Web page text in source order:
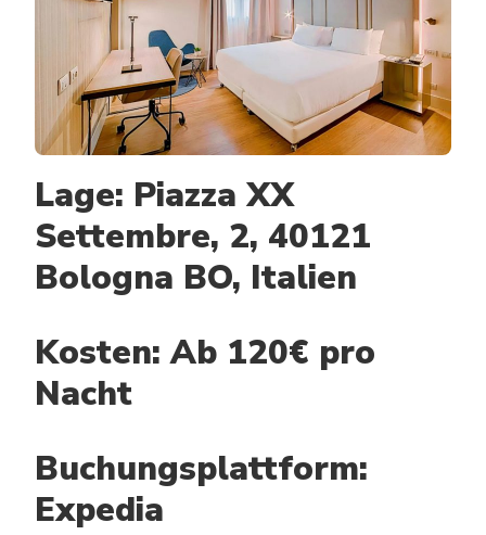
Lage: Piazza XX
Settembre, 2, 40121
Bologna BO, Italien
Kosten: Ab 120€ pro
Nacht
Buchungsplattform:
Expedia